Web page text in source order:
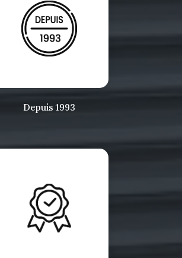
Depuis 1993